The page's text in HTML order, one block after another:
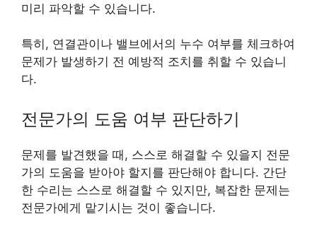
미리 파악할 수 있습니다.
특히, 연결관이나 밸브에서의 누수 여부를 체크하여
문제가 발생하기 전 예방적 조치를 취할 수 있습니
다.
전문가의 도움 여부 판단하기
문제를 발견했을 때, 스스로 해결할 수 있을지 전문
가의 도움을 받아야 할지를 판단해야 합니다. 간단
한 수리는 스스로 해결할 수 있지만, 복잡한 문제는
전문가에게 맡기시는 것이 좋습니다.